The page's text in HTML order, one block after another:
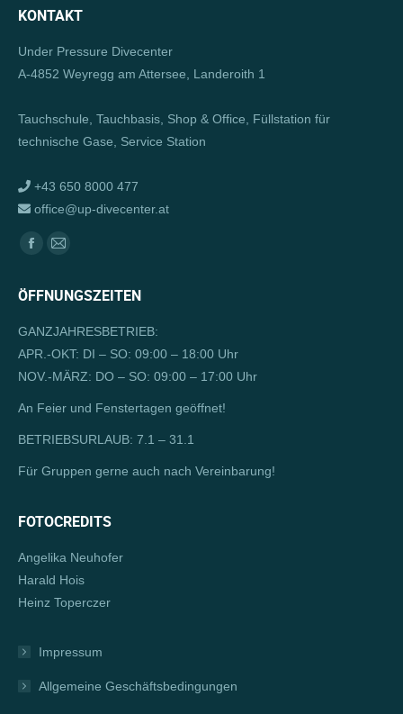
KONTAKT
Under Pressure Divecenter
A-4852 Weyregg am Attersee, Landeroith 1
Tauchschule, Tauchbasis, Shop & Office, Füllstation für
technische Gase, Service Station
+43 650 8000 477
office@up-divecenter.at
Finden Sie uns auf:
Facebook
opens
new
window
E-
page
in
new
ÖFFNUNGSZEITEN
GANZJAHRESBETRIEB:
APR.-OKT: DI – SO: 09:00 – 18:00 Uhr
NOV.-MÄRZ: DO – SO: 09:00 – 17:00 Uhr
An Feier und Fenstertagen geöffnet!
BETRIEBSURLAUB: 7.1 – 31.1
Für Gruppen gerne auch nach Vereinbarung!
FOTOCREDITS
Angelika Neuhofer
Harald Hois
Heinz Toperczer
Impressum
Allgemeine Geschäftsbedingungen